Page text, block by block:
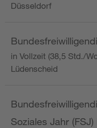
Düsseldorf
in Vollzeit (38,5 Std./
Lüdenscheid
Soziales Jahr